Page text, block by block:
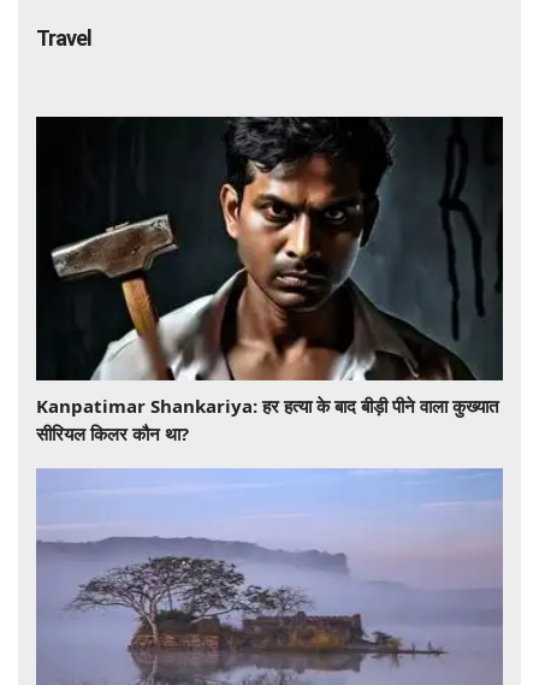
Travel
​​​​​​​Kanpatimar Shankariya: हर हत्या के बाद बीड़ी पीने वाला कुख्यात
सीरियल किलर कौन था?